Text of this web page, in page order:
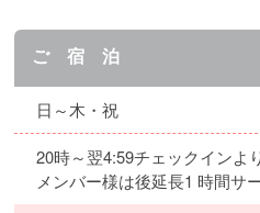
ご 宿 泊
日～木・祝
20時～翌4:59チェックインよ
メンバー様は後延長1 時間サ